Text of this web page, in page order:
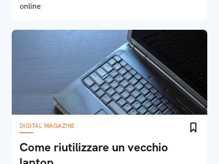
online
DIGITAL MAGAZINE
Come riutilizzare un vecchio